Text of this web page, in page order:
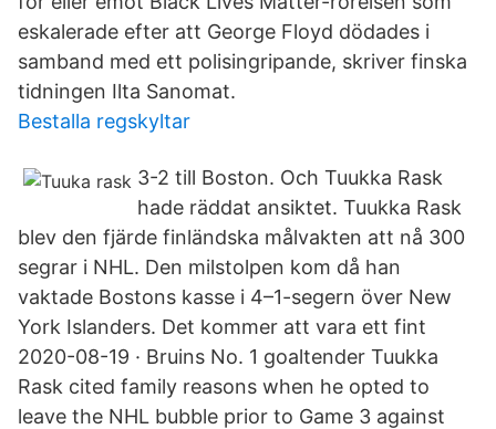
eskalerade efter att George Floyd dödades i
samband med ett polisingripande, skriver finska
tidningen Ilta Sanomat.
Bestalla regskyltar
3-2 till Boston. Och Tuukka Rask
hade räddat ansiktet. Tuukka Rask
blev den fjärde finländska målvakten att nå 300
segrar i NHL. Den milstolpen kom då han
vaktade Bostons kasse i 4–1-segern över New
York Islanders. Det kommer att vara ett fint
2020-08-19 · Bruins No. 1 goaltender Tuukka
Rask cited family reasons when he opted to
leave the NHL bubble prior to Game 3 against